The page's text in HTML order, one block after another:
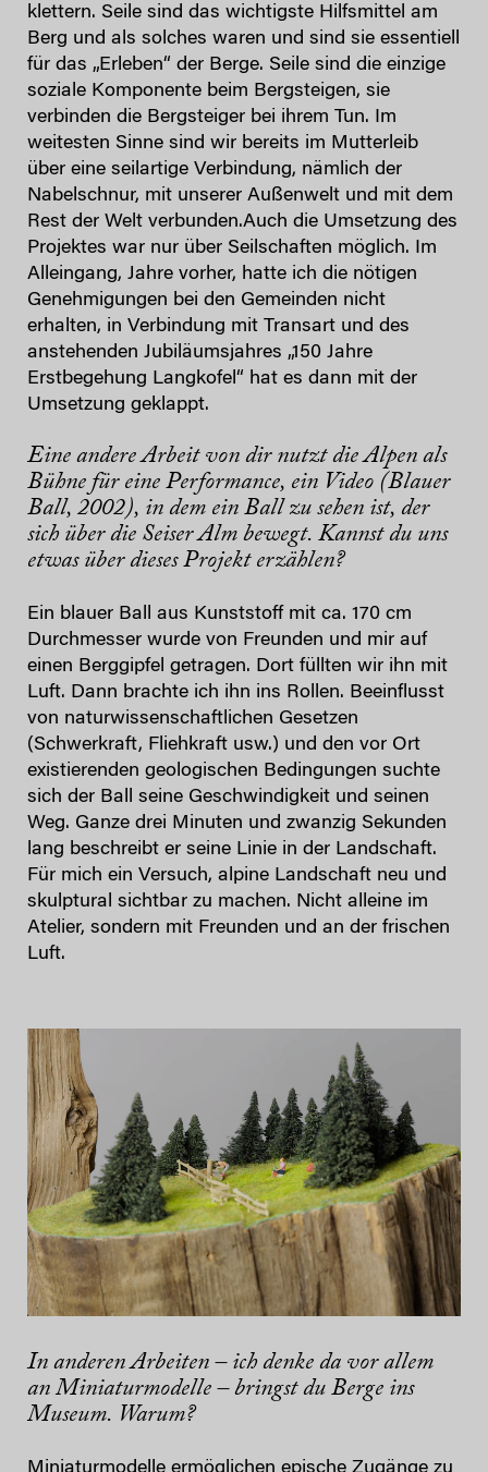
klettern. Seile sind das wichtigste Hilfsmittel am
Berg und als solches waren und sind sie essentiell
für das „Erleben“ der Berge. Seile sind die einzige
soziale Komponente beim Bergsteigen, sie
verbinden die Bergsteiger bei ihrem Tun. Im
weitesten Sinne sind wir bereits im Mutterleib
über eine seilartige Verbindung, nämlich der
Nabelschnur, mit unserer Außenwelt und mit dem
Rest der Welt verbunden.Auch die Umsetzung des
Projektes war nur über Seilschaften möglich. Im
Alleingang, Jahre vorher, hatte ich die nötigen
Genehmigungen bei den Gemeinden nicht
erhalten, in Verbindung mit Transart und des
anstehenden Jubiläumsjahres „150 Jahre
Erstbegehung Langkofel“ hat es dann mit der
Umsetzung geklappt.
Eine andere Arbeit von dir nutzt die Alpen als
Bühne für eine Performance, ein Video (Blauer
Ball, 2002), in dem ein Ball zu sehen ist, der
sich über die Seiser Alm bewegt. Kannst du uns
etwas über dieses Projekt erzählen?
Ein blauer Ball aus Kunststoff mit ca. 170 cm
Durchmesser wurde von Freunden und mir auf
einen Berggipfel getragen. Dort füllten wir ihn mit
Luft. Dann brachte ich ihn ins Rollen. Beeinflusst
von naturwissenschaftlichen Gesetzen
(Schwerkraft, Fliehkraft usw.) und den vor Ort
existierenden geologischen Bedingungen suchte
sich der Ball seine Geschwindigkeit und seinen
Weg. Ganze drei Minuten und zwanzig Sekunden
lang beschreibt er seine Linie in der Landschaft.
Für mich ein Versuch, alpine Landschaft neu und
skulptural sichtbar zu machen. Nicht alleine im
Atelier, sondern mit Freunden und an der frischen
Luft.
In anderen Arbeiten – ich denke da vor allem
an Miniaturmodelle – bringst du Berge ins
Museum. Warum?